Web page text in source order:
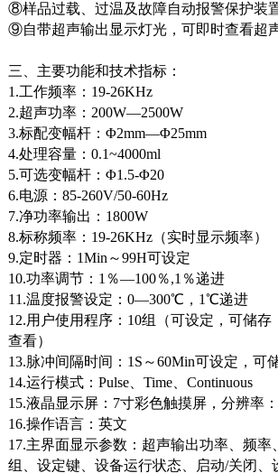
⑧样品过载、过温及故障自动报警保护装
⑨自带超声输出显示灯光，可即时查看超
三、主要功能和技术指标：
1.工作频率：19-26KHz
2.超声功率：200W—2500W
3.标配变幅杆：Φ2mm—Φ25mm
4.处理容量：0.1~4000ml
5.可选变幅杆：Φ1.5-Φ20
6.电源：85-260V/50-60Hz
7.净功率输出：1800W
8.标称频率：19-26KHz（实时显示频率）
9.定时器：1Min～99H可设定
10.功率调节：1％—100％,1％递进
11.温度报警设定：0—300℃，1℃递进
12.用户使用程序：10组（可设定，可储
查看）
13.脉冲间隔时间：1S～60Min可设定，可
14.运行模式：Pulse、Time、Continuous
15.液晶显示屏：7寸彩色触摸屏，分辨率
16.操作语言：英文
17.主界面显示参数：超声输出功率、频率
组、设定键、设备运行状态、启动/关闭、